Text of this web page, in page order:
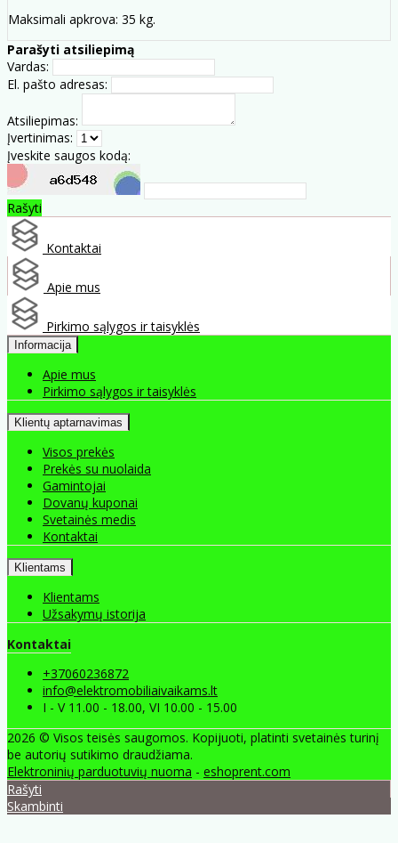
Maksimali apkrova: 35 kg.
Parašyti atsiliepimą
Vardas:
El. pašto adresas:
Atsiliepimas:
Įvertinimas:
Įveskite saugos kodą:
Rašyti
Kontaktai
Apie mus
Pirkimo sąlygos ir taisyklės
Informacija
Apie mus
Pirkimo sąlygos ir taisyklės
Klientų aptarnavimas
Visos prekės
Prekės su nuolaida
Gamintojai
Dovanų kuponai
Svetainės medis
Kontaktai
Klientams
Klientams
Užsakymų istorija
Kontaktai
+37060236872
info@elektromobiliaivaikams.lt
I - V 11.00 - 18.00, VI 10.00 - 15.00
2026 © Visos teisės saugomos. Kopijuoti, platinti svetainės turinį
be autorių sutikimo draudžiama.
Elektroninių parduotuvių nuoma - eshoprent.com
Rašyti
Skambinti